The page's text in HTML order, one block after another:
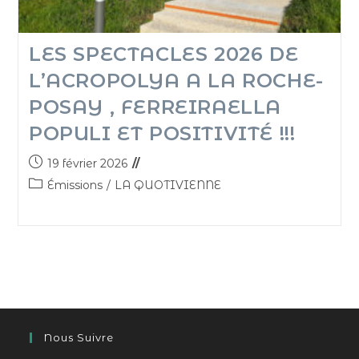
LES SPECTACLES 2026 DE
L’ACROPOLYA A LA ROCHE-
POSAY , FERREIRAELLA
POPULI ET POSITIVITÉ !!!
19 février 2026
Émissions / LA QUOTIVIENNE
Nous Suivre